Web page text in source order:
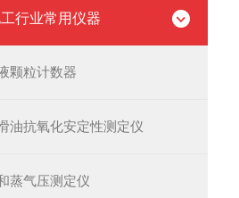
行业常用仪器
颗粒计数器
油抗氧化安定性测定仪
蒸气压测定仪